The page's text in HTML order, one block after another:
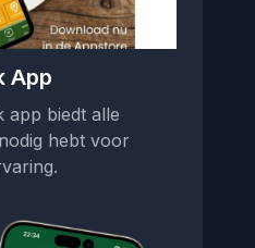
App
app biedt alle
hebt voor